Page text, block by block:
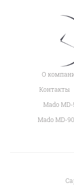
О
Контакты
Mado MD-
Mado MD-